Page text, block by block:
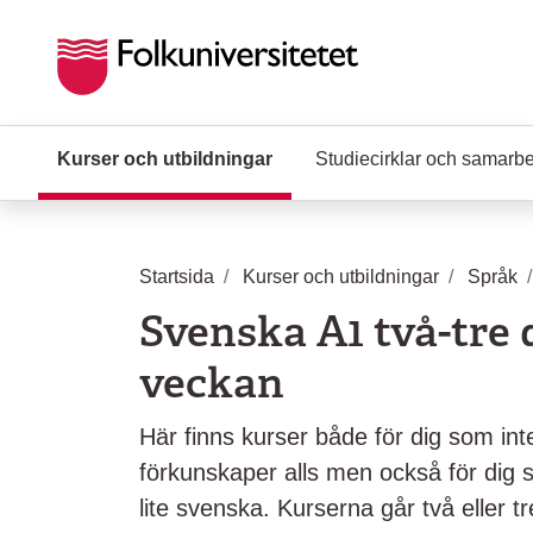
Kurser och utbildningar (Aktuell sida)
Studiecirklar och
Startsida Kurser och utbildningar Språk
Svenska A1 två-tre
veckan
Här finns kurser både för dig som
förkunskaper alls men också för dig
lite svenska. Kurserna går två eller